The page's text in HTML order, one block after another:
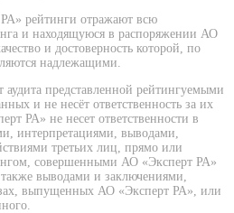
рейтинги отражают всю
и находящуюся в распоряжении АО
и достоверность которой, по
надлежащими.
представленной рейтингуемыми
и не несёт ответственность за их
РА» не несет ответственности в
интерпретациями, выводами,
третьих лиц, прямо или
совершенными АО «Эксперт РА»
выводами и заключениями,
выпущенных АО «Эксперт РА», или